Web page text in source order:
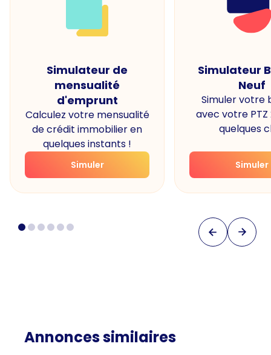
Simulateur de
mensualité
d'emprunt
Calculez votre mensualité
de crédit immobilier en
quelques instants !
Simuler
Simulateur
Neuf
Simuler votre
avec votre PTZ
quelques
Simuler
Annonces similaires